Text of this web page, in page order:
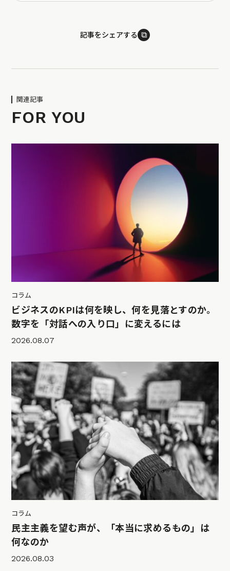
記事をシェアする ⧉
関連記事
FOR YOU
コラム
ビジネスのKPIは何を映し、何を見落とすのか。
数字を「対話への入り口」に変えるには
2026.08.07
コラム
民主主義を望む声が、「本当に求めるもの」は
何なのか
2026.08.03